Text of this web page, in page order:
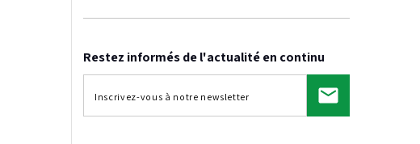
Restez informés de l'actualité en continu